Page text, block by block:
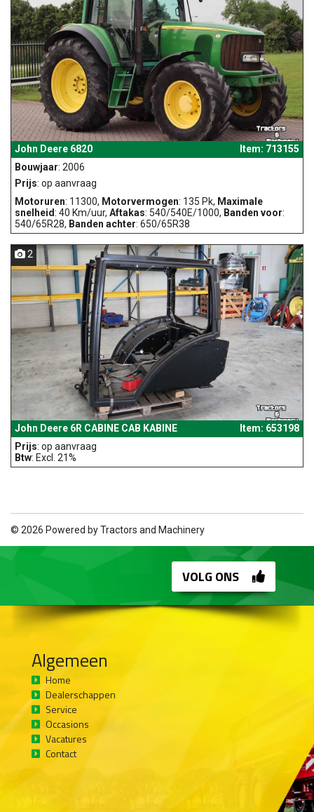
John Deere 6820
Item: 713155
Bouwjaar: 2006
Prijs: op aanvraag
Motoruren: 11300, Motorvermogen: 135 Pk, Maximale
snelheid: 40 Km/uur, Aftakas: 540/540E/1000, Banden voor:
540/65R28, Banden achter: 650/65R38
2
John Deere 6R CABINE CAB KABINE
Item: 653198
Prijs: op aanvraag
Btw: Excl. 21%
© 2026 Powered byTractors and Machinery
VOLG ONS
Algemeen
Home
Dealerschappen
Service
Occasions
Vacatures
Contact